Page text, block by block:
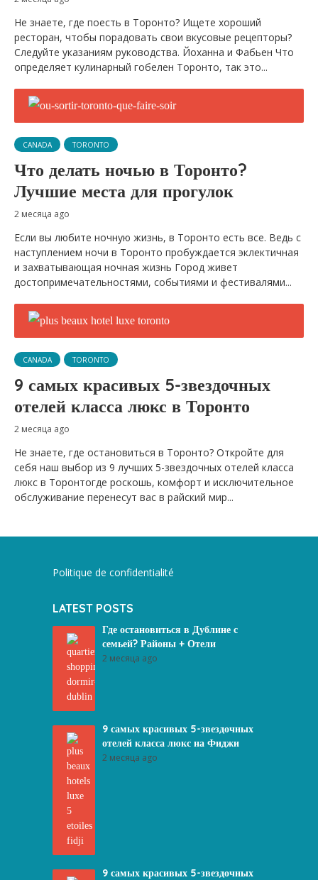
Не знаете, где поесть в Торонто? Ищете хороший
ресторан, чтобы порадовать свои вкусовые рецепторы?
Следуйте указаниям руководства. Йоханна и Фабьен Что
определяет кулинарный гобелен Торонто, так это...
CANADA TORONTO
Что делать ночью в Торонто?
Лучшие места для прогулок
2 месяца ago
Если вы любите ночную жизнь, в Торонто есть все. Ведь с
наступлением ночи в Торонто пробуждается эклектичная
и захватывающая ночная жизнь Город живет
достопримечательностями, событиями и фестивалями...
CANADA TORONTO
9 самых красивых 5-звездочных
отелей класса люкс в Торонто
2 месяца ago
Не знаете, где остановиться в Торонто? Откройте для
себя наш выбор из 9 лучших 5-звездочных отелей класса
люкс в Торонтогде роскошь, комфорт и исключительное
обслуживание перенесут вас в райский мир...
Politique de confidentialité
LATEST POSTS
Где остановиться в Дублине с
семьей? Районы + Отели
2 месяца ago
9 самых красивых 5-звездочных
отелей класса люкс на Фиджи
2 месяца ago
9 самых красивых 5-звездочных